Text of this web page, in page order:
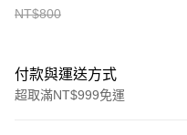
NT$800
付款與運送方式
超取滿NT$999免運